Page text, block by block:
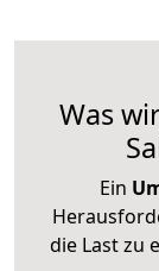
Was
Ein
die Last zu